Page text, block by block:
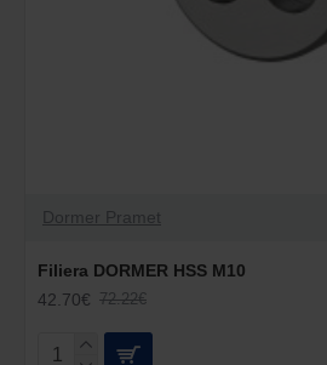
Dormer Pramet
Filiera DORMER HSS M10
42.70€ 72.22€